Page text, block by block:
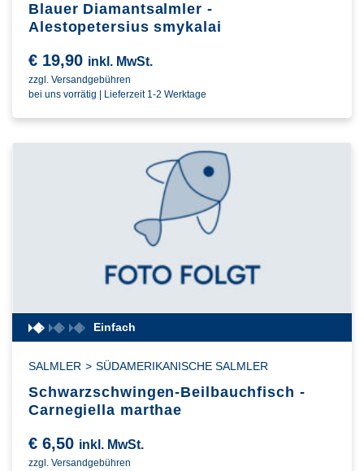
Blauer Diamantsalmler -
Alestopetersius smykalai
€ 19,90 inkl. MwSt.
zzgl. Versandgebühren
bei uns vorrätig | Lieferzeit 1-2 Werktage
Einfach
SALMLER > SÜDAMERIKANISCHE SALMLER
Schwarzschwingen-Beilbauchfisch -
Carnegiella marthae
€ 6,50 inkl. MwSt.
zzgl. Versandgebühren